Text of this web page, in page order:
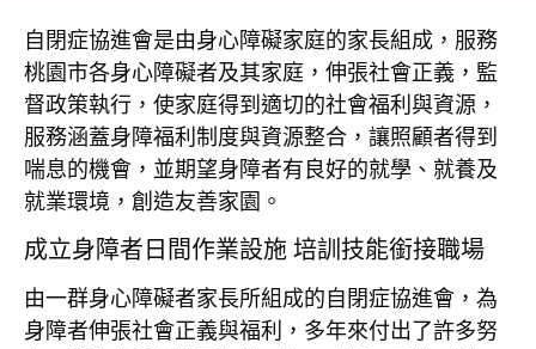
自閉症協進會是由身心障礙家庭的家長組成，服務
桃園市各身心障礙者及其家庭，伸張社會正義，監
督政策執行，使家庭得到適切的社會福利與資源，
服務涵蓋身障福利制度與資源整合，讓照顧者得到
喘息的機會，並期望身障者有良好的就學、就養及
就業環境，創造友善家園。
成立身障者日間作業設施 培訓技能銜接職場
由一群身心障礙者家長所組成的自閉症協進會，為
身障者伸張社會正義與福利，多年來付出了許多努